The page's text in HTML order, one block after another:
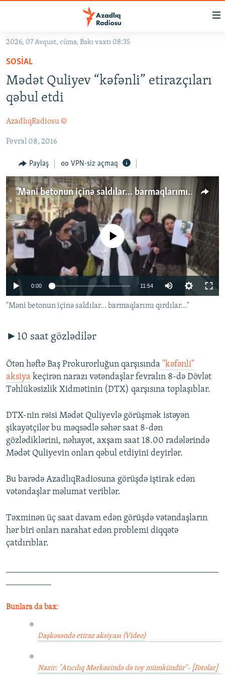
Əsas
qayıt
Əsas
naviqasiyaya
qayıt
Axtarışa
GÜNDƏM
#İZAHLA
KORRUPSIOMETR
#ƏSLINDƏ
FƏRQƏ BAX
QANUNI DOĞRU
ARAŞDIRMA
MULTIMEDIA
VIDEO
FOTOQALEREYA
İNFOQRAFIKA
RADIO ARXIV
OXU ZALI
AZƏRBAYCAN ƏDƏBIYYATI KITABXANASI
İZ - MƏDƏNIYYƏT PROQRAMI
HAQQIMIZDA
MISSIYAMIZ
PEŞƏ ETIKASI VƏ JURNALISTIKA STANDARTLARIMIZ
MATERIALLARIMIZDAN ISTIFADƏ
AZADLIQRADIOSU MOBIL TELEFONUNUZDA
BIZIMLƏ ƏLAQƏ
BIZI IZLƏ
RFE/RL-in bütün saytları
2026, 07 Avqust, cümə, Bakı vaxtı 08:35
SOSIAL
Mədət Quliyev “kəfənli” etirazçıları
qəbul etdi
AzadlıqRadiosu ©
Fevral 08, 2016
Paylaş VPN-siz açmaq
"Məni betonun içinə saldılar... barmaqlarımı qırdılar..."
No media source currently available
0:00 11:54
"Məni betonun içinə saldılar... barmaqlarımı qırdılar..."
►10 saat gözlədilər
Ötən həftə Baş Prokurorluğun qarşısında "kəfənli"
aksiya keçirən narazı vətəndaşlar fevralın 8-də Dövlət
Təhlükəsizlik Xidmətinin (DTX) qarşısına toplaşıblar.
DTX-nin rəisi Mədət Quliyevlə görüşmək istəyən
şikayətçilər bu məqsədlə səhər saat 8-dən
gözlədiklərini, nəhayət, axşam saat 18.00 radələrində
Mədət Quliyevin onları qəbul etdiyini deyirlər.
Bu barədə AzadlıqRadiosuna görüşdə iştirak edən
vətəndaşlar məlumat veriblər.
Təxminən üç saat davam edən görüşdə vətəndaşların
hər biri onları narahat edən problemi diqqətə
çatdırıblar.
Bunlara da bax:
Daşkəsəndə etiraz aksiyası (Video)
Nazir: "Atıcılıq Mərkəzində də toy mümkündür"- [Fotolar]